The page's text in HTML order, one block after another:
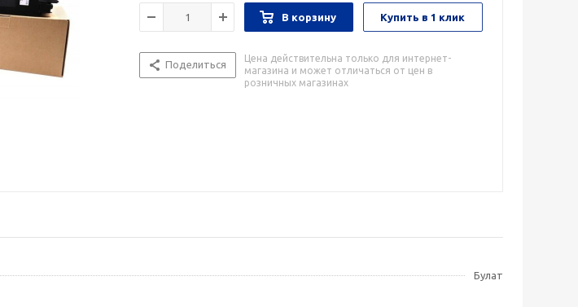
В корзину Купить в 1 клик
Поделиться
Цена действительна только для интернет-
магазина и может отличаться от цен в
розничных магазинах
Булат